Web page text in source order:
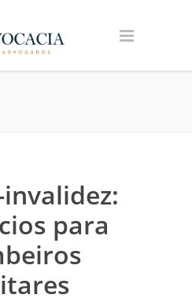
para